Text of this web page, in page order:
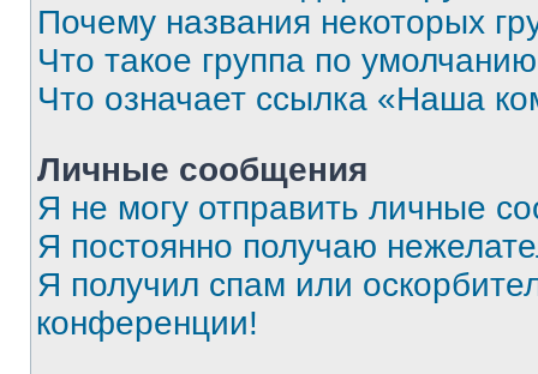
Почему названия некоторых
Что такое группа по
Что означает ссылка «Наша
Личные сообщения
Я не могу отправить личные
Я постоянно получаю
Я получил спам или
конференции!